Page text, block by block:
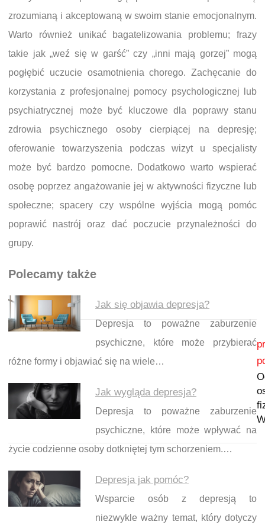
zrozumianą i akceptowaną w swoim stanie emocjonalnym.
Warto również unikać bagatelizowania problemu; frazy
takie jak „weź się w garść” czy „inni mają gorzej” mogą
pogłębić uczucie osamotnienia chorego. Zachęcanie do
korzystania z profesjonalnej pomocy psychologicznej lub
psychiatrycznej może być kluczowe dla poprawy stanu
zdrowia psychicznego osoby cierpiącej na depresję;
oferowanie towarzyszenia podczas wizyt u specjalisty
może być bardzo pomocne. Dodatkowo warto wspierać
osobę poprzez angażowanie jej w aktywności fizyczne lub
społeczne; spacery czy wspólne wyjścia mogą pomóc
poprawić nastrój oraz dać poczucie przynależności do
grupy.
Polecamy także
Jak się objawia depresja?
Depresja to poważne zaburzenie
psychiczne, które może przybierać
różne formy i objawiać się na wiele…
Jak wygląda depresja?
Depresja to poważne zaburzenie
psychiczne, które może wpływać na
życie codzienne osoby dotkniętej tym schorzeniem.…
Depresja jak pomóc?
Wsparcie osób z depresją to
niezwykle ważny temat, który dotyczy
Nawigacja wpisu